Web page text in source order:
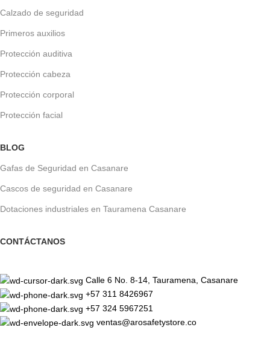
Calzado de seguridad
Primeros auxilios
Protección auditiva
Protección cabeza
Protección corporal
Protección facial
BLOG
Gafas de Seguridad en Casanare
Cascos de seguridad en Casanare
Dotaciones industriales en Tauramena Casanare
CONTÁCTANOS
Calle 6 No. 8-14, Tauramena, Casanare
+57 311 8426967
+57 324 5967251
ventas@arosafetystore.co